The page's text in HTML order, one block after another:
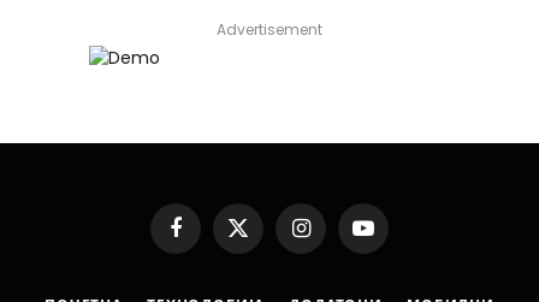
Advertisement
Facebook
X
(Twitter)
InstagramYouTube